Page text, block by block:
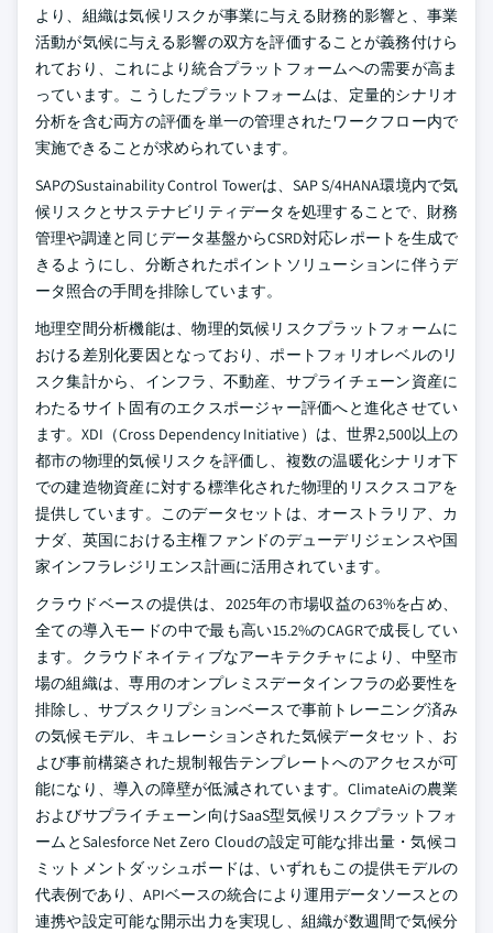
より、組織は気候リスクが事業に与える財務的影響と、事業
活動が気候に与える影響の双方を評価することが義務付けら
れており、これにより統合プラットフォームへの需要が高ま
っています。こうしたプラットフォームは、定量的シナリオ
分析を含む両方の評価を単一の管理されたワークフロー内で
実施できることが求められています。
SAPのSustainability Control Towerは、SAP S/4HANA環境内で気
候リスクとサステナビリティデータを処理することで、財務
管理や調達と同じデータ基盤からCSRD対応レポートを生成で
きるようにし、分断されたポイントソリューションに伴うデ
ータ照合の手間を排除しています。
地理空間分析機能は、物理的気候リスクプラットフォームに
おける差別化要因となっており、ポートフォリオレベルのリ
スク集計から、インフラ、不動産、サプライチェーン資産に
わたるサイト固有のエクスポージャー評価へと進化させてい
ます。XDI（Cross Dependency Initiative）は、世界2,500以上の
都市の物理的気候リスクを評価し、複数の温暖化シナリオ下
での建造物資産に対する標準化された物理的リスクスコアを
提供しています。このデータセットは、オーストラリア、カ
ナダ、英国における主権ファンドのデューデリジェンスや国
家インフラレジリエンス計画に活用されています。
クラウドベースの提供は、2025年の市場収益の63%を占め、
全ての導入モードの中で最も高い15.2%のCAGRで成長してい
ます。クラウドネイティブなアーキテクチャにより、中堅市
場の組織は、専用のオンプレミスデータインフラの必要性を
排除し、サブスクリプションベースで事前トレーニング済み
の気候モデル、キュレーションされた気候データセット、お
よび事前構築された規制報告テンプレートへのアクセスが可
能になり、導入の障壁が低減されています。ClimateAiの農業
およびサプライチェーン向けSaaS型気候リスクプラットフォ
ームとSalesforce Net Zero Cloudの設定可能な排出量・気候コ
ミットメントダッシュボードは、いずれもこの提供モデルの
代表例であり、APIベースの統合により運用データソースとの
連携や設定可能な開示出力を実現し、組織が数週間で気候分